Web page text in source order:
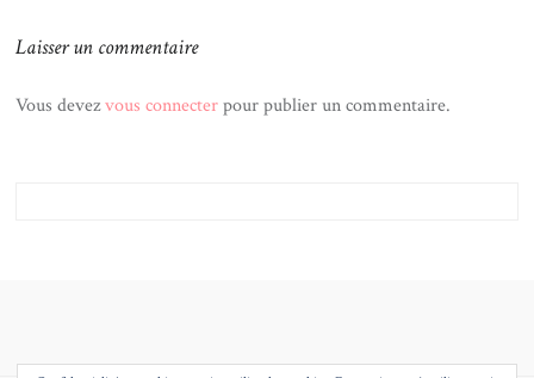
Laisser un commentaire
Vous devezvous connecterpour publier un commentaire.